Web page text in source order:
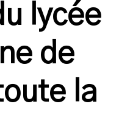
lycée
de
la